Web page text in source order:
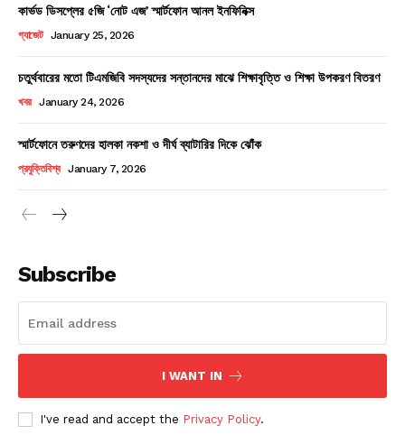
Company
About
Subscription Plans
My account
কার্ভড ডিসপ্লের ৫জি ‘নোট এজ’ স্মার্টফোন আনল ইনফিনিক্স
গ্যাজেট January 25, 2026
চতুর্থবারের মতো টিএমজিবি সদস্যদের সন্তানদের মাঝে শিক্ষাবৃত্তি ও শিক্ষা উপকরণ বিতরণ
খবর January 24, 2026
স্মার্টফোনে তরুণদের হালকা নকশা ও দীর্ঘ ব্যাটারির দিকে ঝোঁক
প্রযুক্তিবিশ্ব January 7, 2026
Subscribe
I WANT IN
I've read and accept the Privacy Policy.